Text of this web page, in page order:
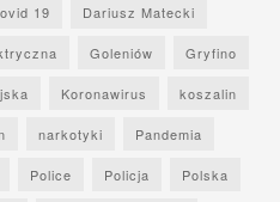
19 Dariusz Matecki
Goleniów Gryfino
Koronawirus koszalin
narkotyki Pandemia
Police Policja Polska